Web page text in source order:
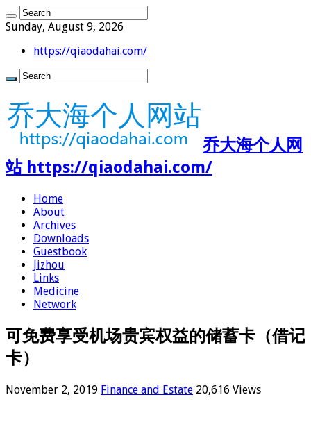
Sunday, August 9, 2026
https://qiaodahai.com/
乔大海个人网
站 https://qiaodahai.com/
Home
About
Archives
Downloads
Guestbook
Jizhou
Links
Medicine
Network
可免费享受机场贵宾权益的储蓄卡（借记
卡）
November 2, 2019 Finance and Estate 20,616 Views